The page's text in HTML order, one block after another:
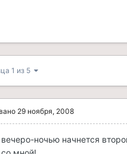
1 из 5
29 ноября, 2008
ночью начнется